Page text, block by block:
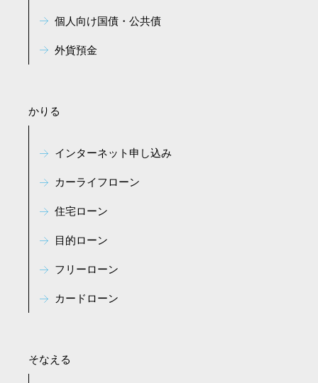
個人向け国債・公共債
外貨預金
かりる
インターネット申し込み
カーライフローン
住宅ローン
目的ローン
フリーローン
カードローン
そなえる